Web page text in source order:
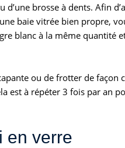
brosse à dents. Afin
baie vitrée bien propre,
blanc à la même quantité
ou de frotter de façon
est à répéter 3 fois par an
en verre